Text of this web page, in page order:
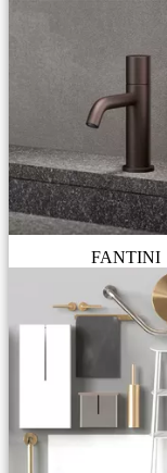
FANTINI